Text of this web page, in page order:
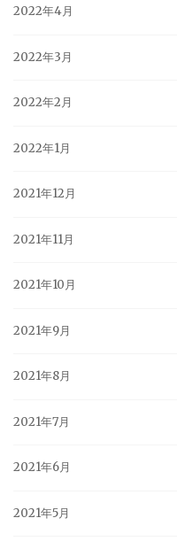
2022年4月
2022年3月
2022年2月
2022年1月
2021年12月
2021年11月
2021年10月
2021年9月
2021年8月
2021年7月
2021年6月
2021年5月